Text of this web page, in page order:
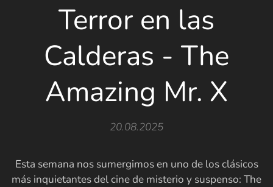
Terror en las
Calderas - The
Amazing Mr. X
20.08.2025
Esta semana nos sumergimos en uno de los clásicos
más inquietantes del cine de misterio y suspenso: The